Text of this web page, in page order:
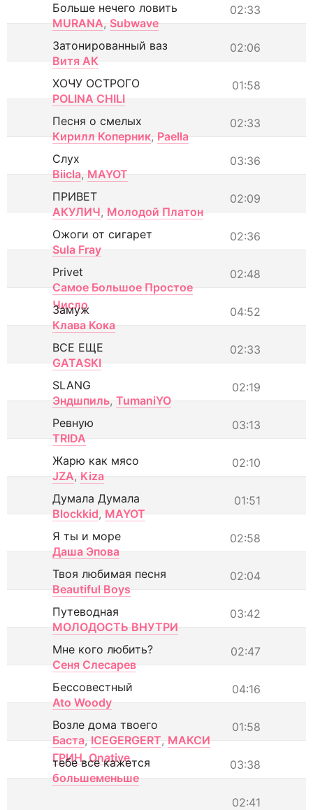
02:33
Больше нечего ловить
MURANA, Subwave
02:06
Затонированный ваз
Витя АК
01:58
ХОЧУ ОСТРОГО
POLINA CHILI
02:33
Песня о смелых
Кирилл Коперник, Paella
03:36
Слух
Biicla, MAYOT
02:09
ПРИВЕТ
АКУЛИЧ, Молодой Платон
02:36
Ожоги от сигарет
Sula Fray
02:48
Privet
Самое Большое Простое
Число
04:52
Замуж
Клава Кока
02:33
ВСЕ ЕЩЕ
GATASKI
02:19
SLANG
Эндшпиль, TumaniYO
03:13
Ревную
TRIDA
02:10
Жарю как мясо
JZA, Kiza
01:51
Думала Думала
Blockkid, MAYOT
02:58
Я ты и море
Даша Эпова
02:04
Твоя любимая песня
Beautiful Boys
03:42
Путеводная
МОЛОДОСТЬ ВНУТРИ
02:47
Мне кого любить?
Сеня Слесарев
04:16
Бессовестный
Ato Woody
01:58
Возле дома твоего
Баста, ICEGERGERT, МАКСИ
ГРИН, Onative 03:38
тебе все кажется
большеменьше
02:41